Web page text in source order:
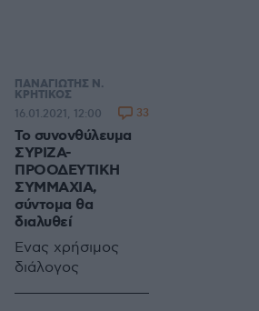
ΠΑΝΑΓΙΩΤΗΣ Ν.
ΚΡΗΤΙΚΟΣ
Το συνονθύλευμα
ΣΥΡΙΖΑ-
ΠΡΟΟΔΕΥΤΙΚΗ
ΣΥΜΜΑΧΙΑ,
σύντομα θα
διαλυθεί
Ένας χρήσιμος
διάλογος
16.01.2021, 12:00 33